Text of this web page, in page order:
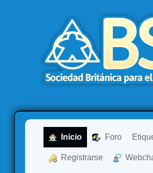
Inicio Foro
Registrarse